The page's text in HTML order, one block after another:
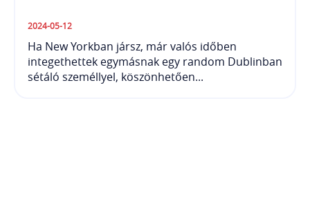
2024-05-12
Ha New Yorkban jársz, már valós időben
integethettek egymásnak egy random Dublinban
sétáló személlyel, köszönhetően...